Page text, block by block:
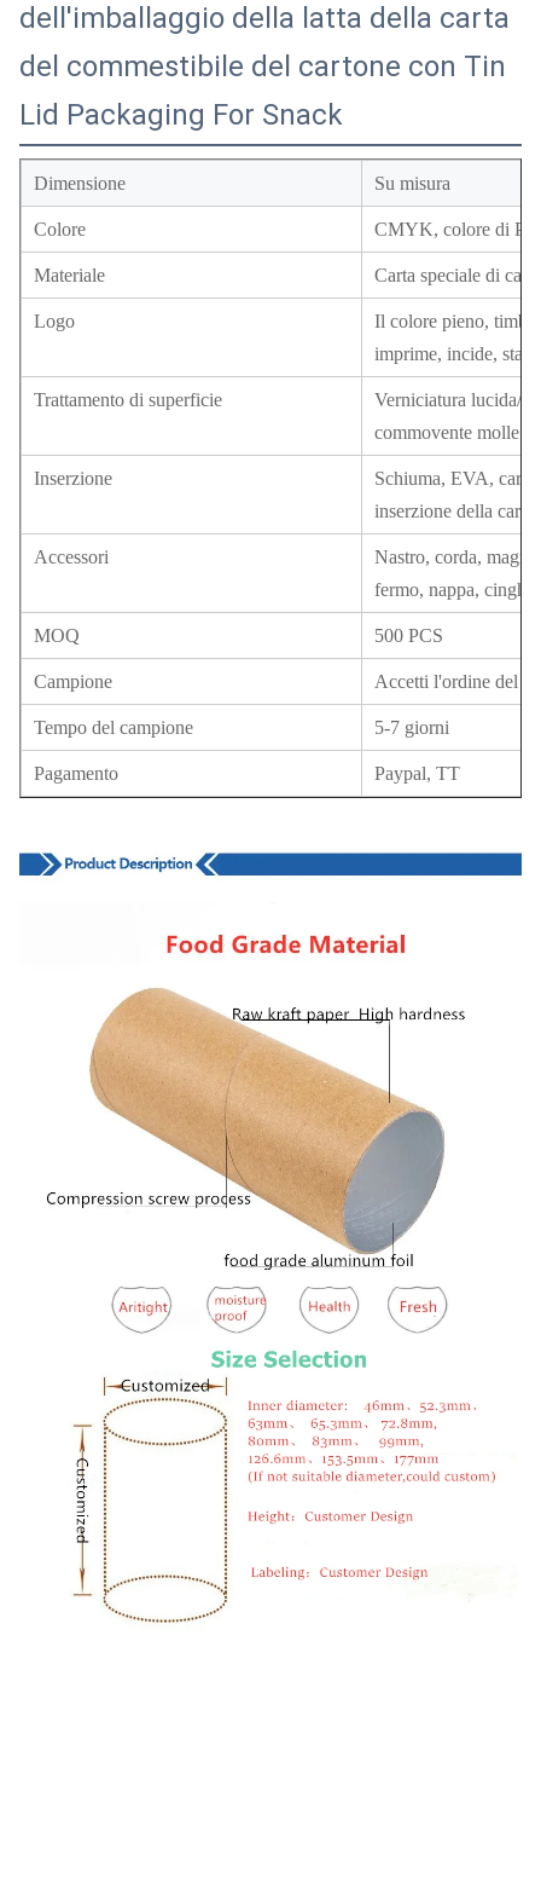
dell'imballaggio della latta della carta
del commestibile del cartone con Tin
Lid Packaging For Snack
Dimensione Su misura
Colore CMYK, colore di
Materiale Carta speciale di
Logo
Il colore pieno,
imprime, incide,
Trattamento di superficie
Verniciatura lucida/
commovente molle
Inserzione
Schiuma, EVA,
inserzione della
Accessori
Nastro, corda,
fermo, nappa,
MOQ 500 PCS
Campione Accetti l'ordine del
Tempo del campione 5-7 giorni
Pagamento Paypal, TT